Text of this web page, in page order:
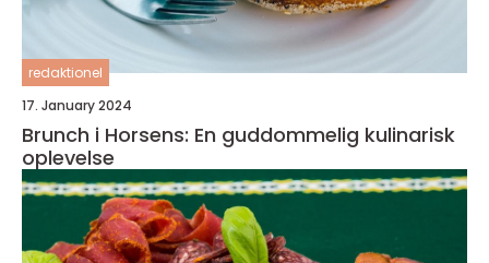
redaktionel
17. January 2024
Brunch i Horsens: En guddommelig kulinarisk
oplevelse